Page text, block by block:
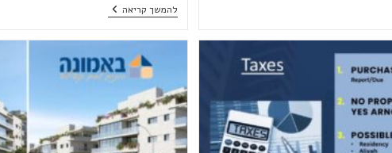
להמשך קריאה ישראל
זעירא
את
מהפכת
הנדל"ן